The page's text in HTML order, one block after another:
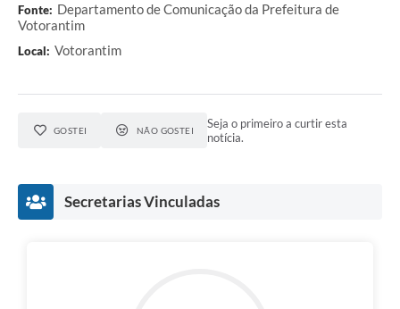
Fonte: Departamento de Comunicação da Prefeitura de
Votorantim
Local: Votorantim
GOSTEI NÃO GOSTEI
Seja o primeiro a curtir esta
notícia.
Secretarias Vinculadas